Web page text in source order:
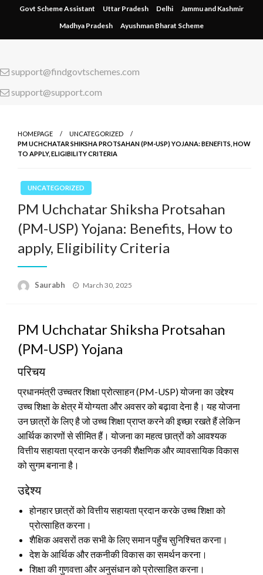
content
Govt Scheme Assistant Uttar Pradesh Delhi
Jammu and Kashmir
Madhya Pradesh
Ayushman Bharat Scheme
support@findgovtschemes.com
support@support.com
HOMEPAGE
UNCATEGORIZED
PM UCHCHATAR SHIKSHA PROTSAHAN (PM-USP) YOJANA: BENEFITS, HOW
TO APPLY, ELIGIBILITY CRITERIA
UNCATEGORIZED
PM Uchchatar Shiksha Protsahan
(PM-USP) Yojana: Benefits, How to
apply, Eligibility Criteria
Saurabh
Posted
March 30, 2025
PM Uchchatar Shiksha Protsahan
(PM-USP) Yojana
परिचय
प्रधानमंत्री उच्चतर शिक्षा प्रोत्साहन (PM-USP) योजना का उद्देश्य
उच्च शिक्षा के क्षेत्र में योग्यता और अवसर को बढ़ावा देना है। यह योजना
उन छात्रों के लिए है जो उच्च शिक्षा प्राप्त करने की इच्छा रखते हैं लेकिन
आर्थिक कारणों से सीमित हैं। योजना का महत्व छात्रों को आवश्यक
वित्तीय सहायता प्रदान करके उनकी शैक्षणिक और व्यावसायिक विकास
को सुगम बनाना है।
उद्देश्य
होनहार छात्रों को वित्तीय सहायता प्रदान करके उच्च शिक्षा को
प्रोत्साहित करना।
शैक्षिक अवसरों तक सभी के लिए समान पहुँच सुनिश्चित करना।
देश के आर्थिक और तकनीकी विकास का समर्थन करना।
शिक्षा की गुणवत्ता और अनुसंधान को प्रोत्साहित करना।